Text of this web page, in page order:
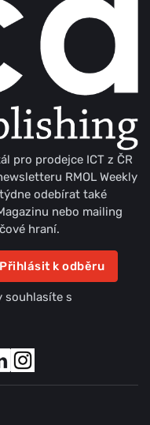
pro prodejce ICT z ČR
RMOL Weekly
odebírat také
nebo mailing
hraní.
Přihlásit k odběru
souhlasíte s